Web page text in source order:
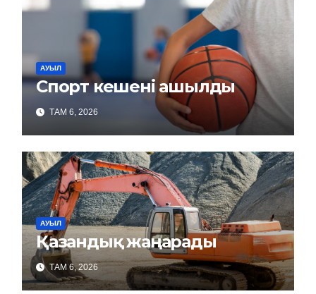
АУЫЛ
Спорт кешені ашылды
ТАМ 6, 2026
АУЫЛ
Қазандық жаңарады
ТАМ 6, 2026